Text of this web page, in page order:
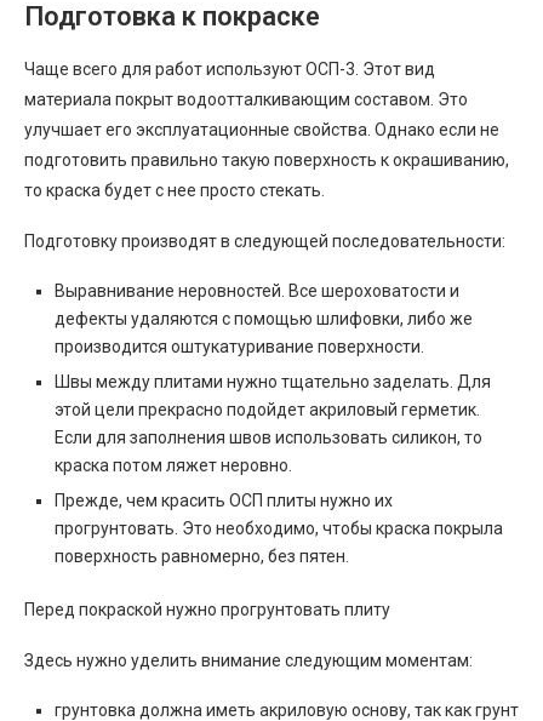
Подготовка к покраске
Чаще всего для работ используют ОСП-3. Этот вид
материала покрыт водоотталкивающим составом. Это
улучшает его эксплуатационные свойства. Однако если не
подготовить правильно такую поверхность к окрашиванию,
то краска будет с нее просто стекать.
Подготовку производят в следующей последовательности:
Выравнивание неровностей. Все шероховатости и
дефекты удаляются с помощью шлифовки, либо же
производится оштукатуривание поверхности.
Швы между плитами нужно тщательно заделать. Для
этой цели прекрасно подойдет акриловый герметик.
Если для заполнения швов использовать силикон, то
краска потом ляжет неровно.
Прежде, чем красить ОСП плиты нужно их
прогрунтовать. Это необходимо, чтобы краска покрыла
поверхность равномерно, без пятен.
Перед покраской нужно прогрунтовать плиту
Здесь нужно уделить внимание следующим моментам:
грунтовка должна иметь акриловую основу, так как грунт